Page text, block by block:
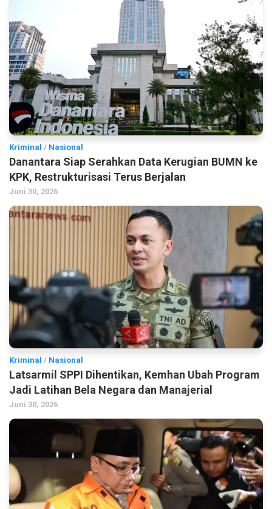
Kriminal / Nasional
Danantara Siap Serahkan Data Kerugian BUMN ke
KPK, Restrukturisasi Terus Berjalan
Juni 30, 2026
Kriminal / Nasional
Latsarmil SPPI Dihentikan, Kemhan Ubah Program
Jadi Latihan Bela Negara dan Manajerial
Juni 30, 2026